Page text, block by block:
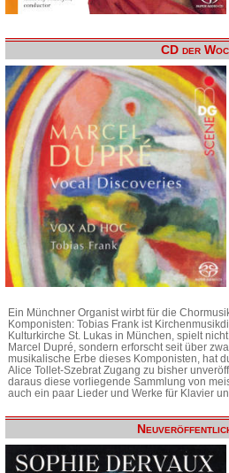
CD der
Ein Münchner Organist wirbt für die
Komponisten: Tobias Frank ist
Kulturkirche St. Lukas in München, spielt
Marcel Dupré, sondern erforscht seit über
musikalische Erbe dieses Komponisten, hat
Alice Tollet-Szebrat Zugang zu bisher
daraus diese vorliegende Sammlung von
auch ein paar Lieder und Werke für Klavier